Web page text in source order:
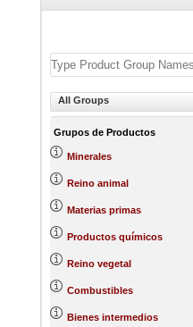
All Groups
Grupos de Productos
Minerales
Reino animal
Materias primas
Productos químicos
Reino vegetal
Combustibles
Bienes intermedios